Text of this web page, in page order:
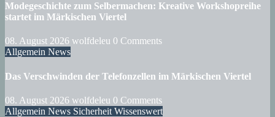
Modegeschichte zum Selbermachen: Kreative Workshopreihe
startet im Märkischen Viertel
08. August 2026 wolfdeleu 0 Comments
Allgemein News
Das Verschwinden der Telefonzellen im Märkischen Viertel
08. August 2026 wolfdeleu 0 Comments
Allgemein News Sicherheit Wissenswert